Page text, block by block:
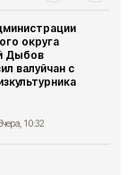
округа
Дыбов
валуйчан с
10:32